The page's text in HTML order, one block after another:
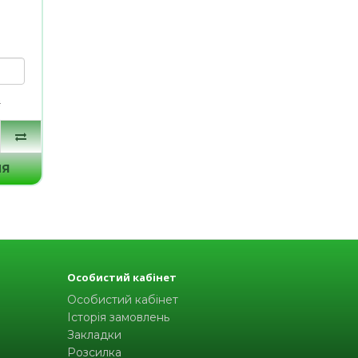
Особистий кабінет
Особистий кабінет
Історія замовлень
Закладки
Розсилка